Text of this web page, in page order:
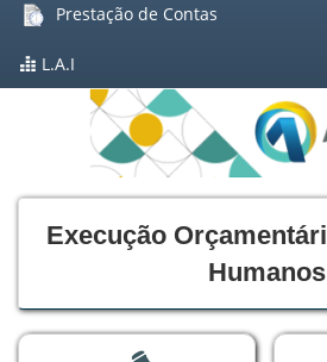
Prestação de Contas
L.A.I
Execução
Humanos